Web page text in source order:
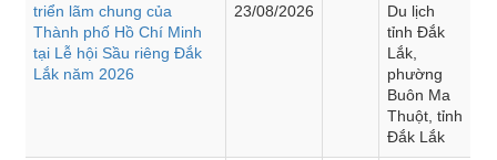
triển lãm chung của
Thành phố Hồ Chí Minh
tại Lễ hội Sầu riêng Đắk
Lắk năm 2026
23/08/2026
Du lịch
tỉnh Đắk
Lắk,
phường
Buôn Ma
Thuột, tỉnh
Đắk Lắk